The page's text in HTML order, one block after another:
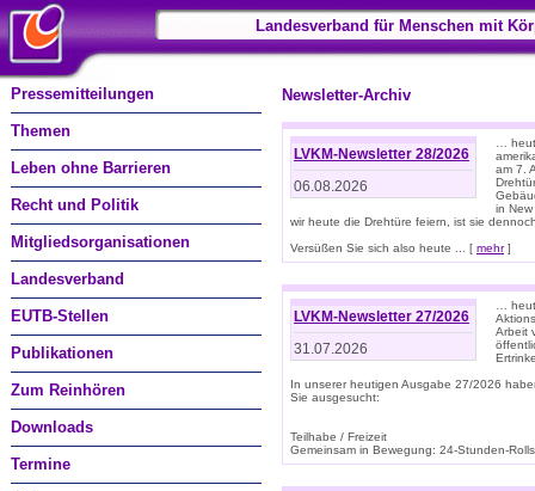
Landesverband für Menschen mit
Pressemitteilungen
Themen
Leben ohne Barrieren
Recht und Politik
Mitgliedsorganisationen
Landesverband
EUTB-Stellen
Publikationen
Zum Reinhören
Downloads
Termine
Newsletter-Archiv
LVKM-Newsletter 28/2026
06.08.2026
…
am 7.
in
wir heute die Drehtüre feiern, ist sie
Versüßen Sie sich also heute ... [ mehr]
LVKM-Newsletter 27/2026
31.07.2026
…
Arbeit
In unserer heutigen Ausgabe 27/2026
Sie ausgesucht:
Teilhabe / Freizeit
Gemeinsam in Bewegung: 24-Stunden-